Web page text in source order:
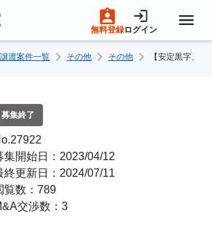
無料登録ログイン
渡案件一覧 その他 その他 【安定黒字、
募集終了
集開始日：2023/04/12
終更新日：2024/07/11
覧数：789
交渉数：3